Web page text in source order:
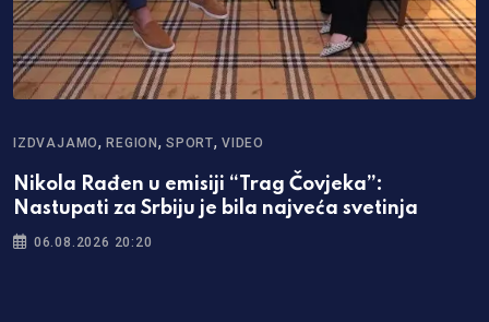
IZDVAJAMO,REGION,SPORT,VIDEO
Nikola Rađen u emisiji “Trag Čovjeka”:
Nastupati za Srbiju je bila najveća svetinja
06.08.2026 20:20